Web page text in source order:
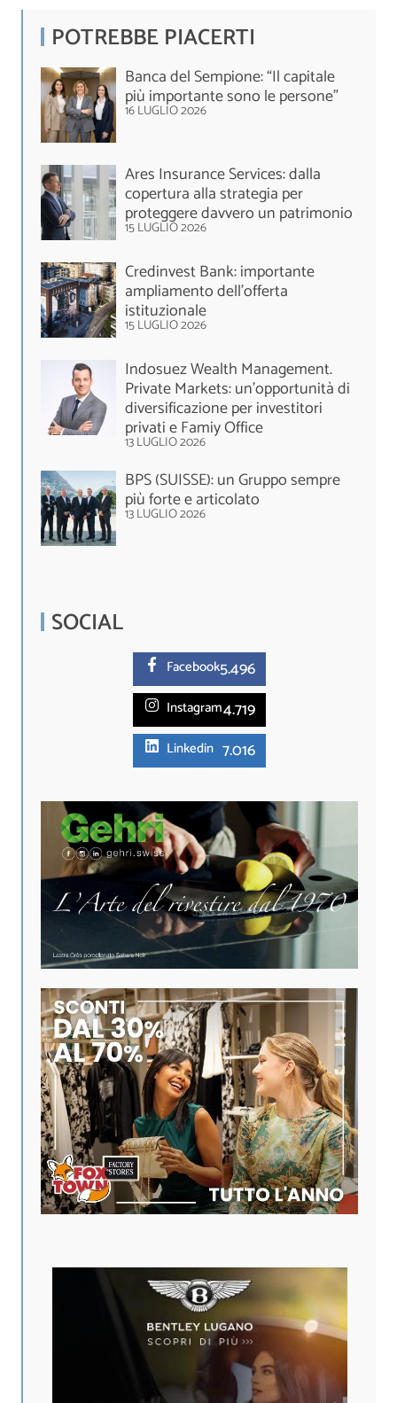
POTREBBE PIACERTI
Banca del Sempione: “Il capitale
più importante sono le persone”
16 LUGLIO 2026
Ares Insurance Services: dalla
copertura alla strategia per
proteggere davvero un patrimonio
15 LUGLIO 2026
Credinvest Bank: importante
ampliamento dell’offerta
istituzionale
15 LUGLIO 2026
Indosuez Wealth Management.
Private Markets: un’opportunità di
diversificazione per investitori
privati e Famiy Office
13 LUGLIO 2026
BPS (SUISSE): un Gruppo sempre
più forte e articolato
13 LUGLIO 2026
SOCIAL
Facebook5.496
Instagram4.719
Linkedin 7.016